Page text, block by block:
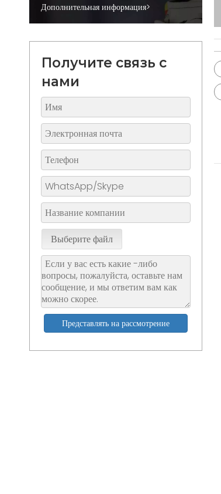
Дополнительная информация>
Получите связь с
нами
Выберите файл
Представлять на рассмотрение